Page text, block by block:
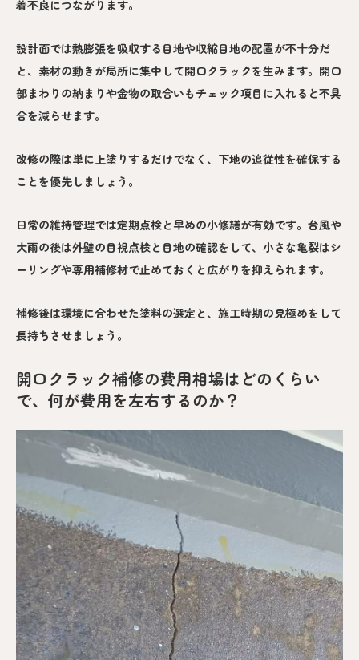
着不良につながります。
設計面では熱膨張を吸収する目地や収縮目地の配置が不十分だ
と、素材の動きが局所に集中して開口クラックを生みます。開口
部まわりの納まりや金物の取合いもチェック項目に入れると不具
合を減らせます。
改修の際は単に上塗りするだけでなく、下地の追従性を確保する
ことを優先しましょう。
日常の維持管理では定期点検と早めの小修繕が有効です。台風や
大雨の後は外壁の目視点検と目地の確認をして、小さな亀裂はシ
ーリングや専用補修材で止めておくと広がりを抑えられます。
補修後は環境に合わせた塗料の選定と、施工時期の見極めをして
長持ちさせましょう。
開口クラック補修の費用相場はどのくらい
で、何が費用を左右するのか？